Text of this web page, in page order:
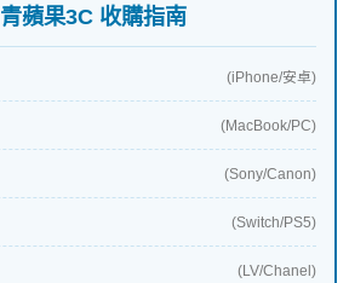
青蘋果3C 收購指南
(iPhone/安卓)
(MacBook/PC)
(Sony/Canon)
(Switch/PS5)
(LV/Chanel)